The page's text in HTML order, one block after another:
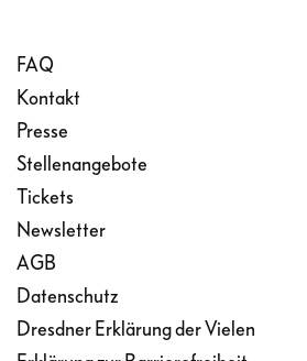
FAQ
Kontakt
Presse
Stellenangebote
Tickets
Newsletter
AGB
Datenschutz
Dresdner Erklärung der Vielen